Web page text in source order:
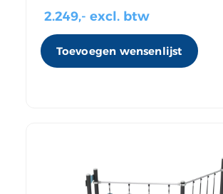
2.249,- excl. btw
Toevoegen wensenlijst